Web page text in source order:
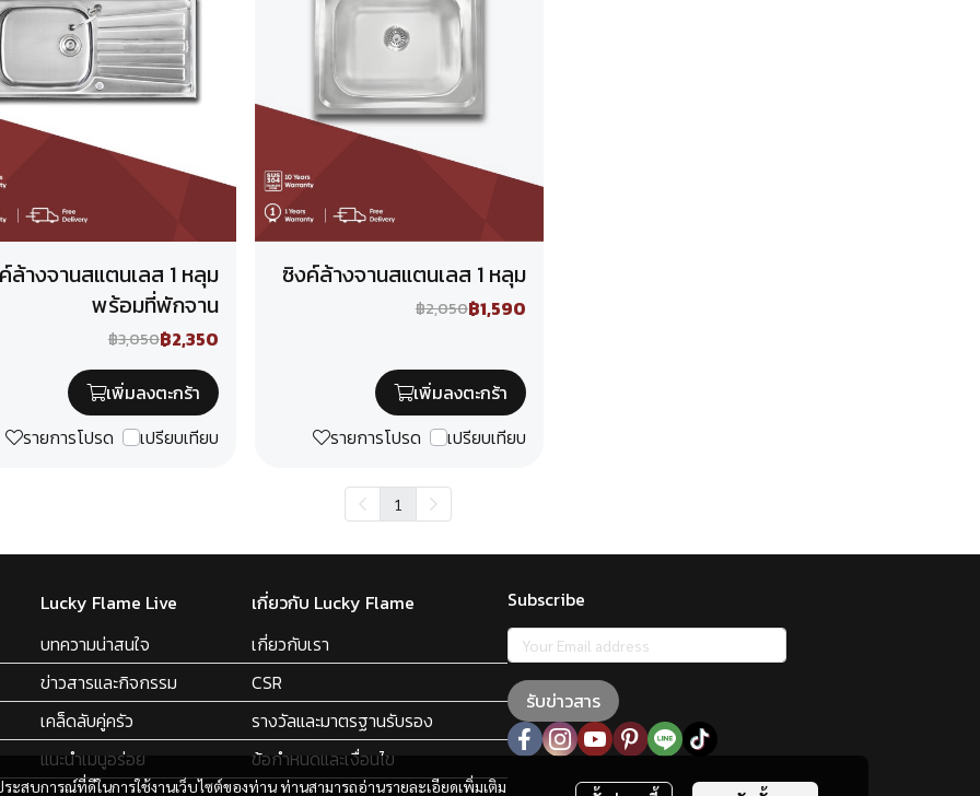
ล้างจานสแตนเลส 1 หลุม
พร้อมที่พักจาน
฿3,050฿2,350
เพิ่มลงตะกร้า
รายการโปรด
เปรียบเทียบ
ซิงค์ล้างจานสแตนเลส 1 หลุม
฿2,050฿1,590
เพิ่มลงตะกร้า
รายการโปรด
เปรียบเทียบ
1
สบการณ์ที่ดีในการใช้งานเว็บไซต์ของท่าน ท่านสามารถอ่านรายละเอียดเพิ่มเติม
Lucky Flame Live
บทความน่าสนใจ
ข่าวสารและกิจกรรม
เคล็ดลับคู่ครัว
แนะนำเมนูอร่อย
เกี่ยวกับ Lucky Flame
เกี่ยวกับเรา
CSR
รางวัลและมาตรฐานรับรอง
ข้อกำหนดและเงื่อนไข
Subscribe
รับข่าวสาร